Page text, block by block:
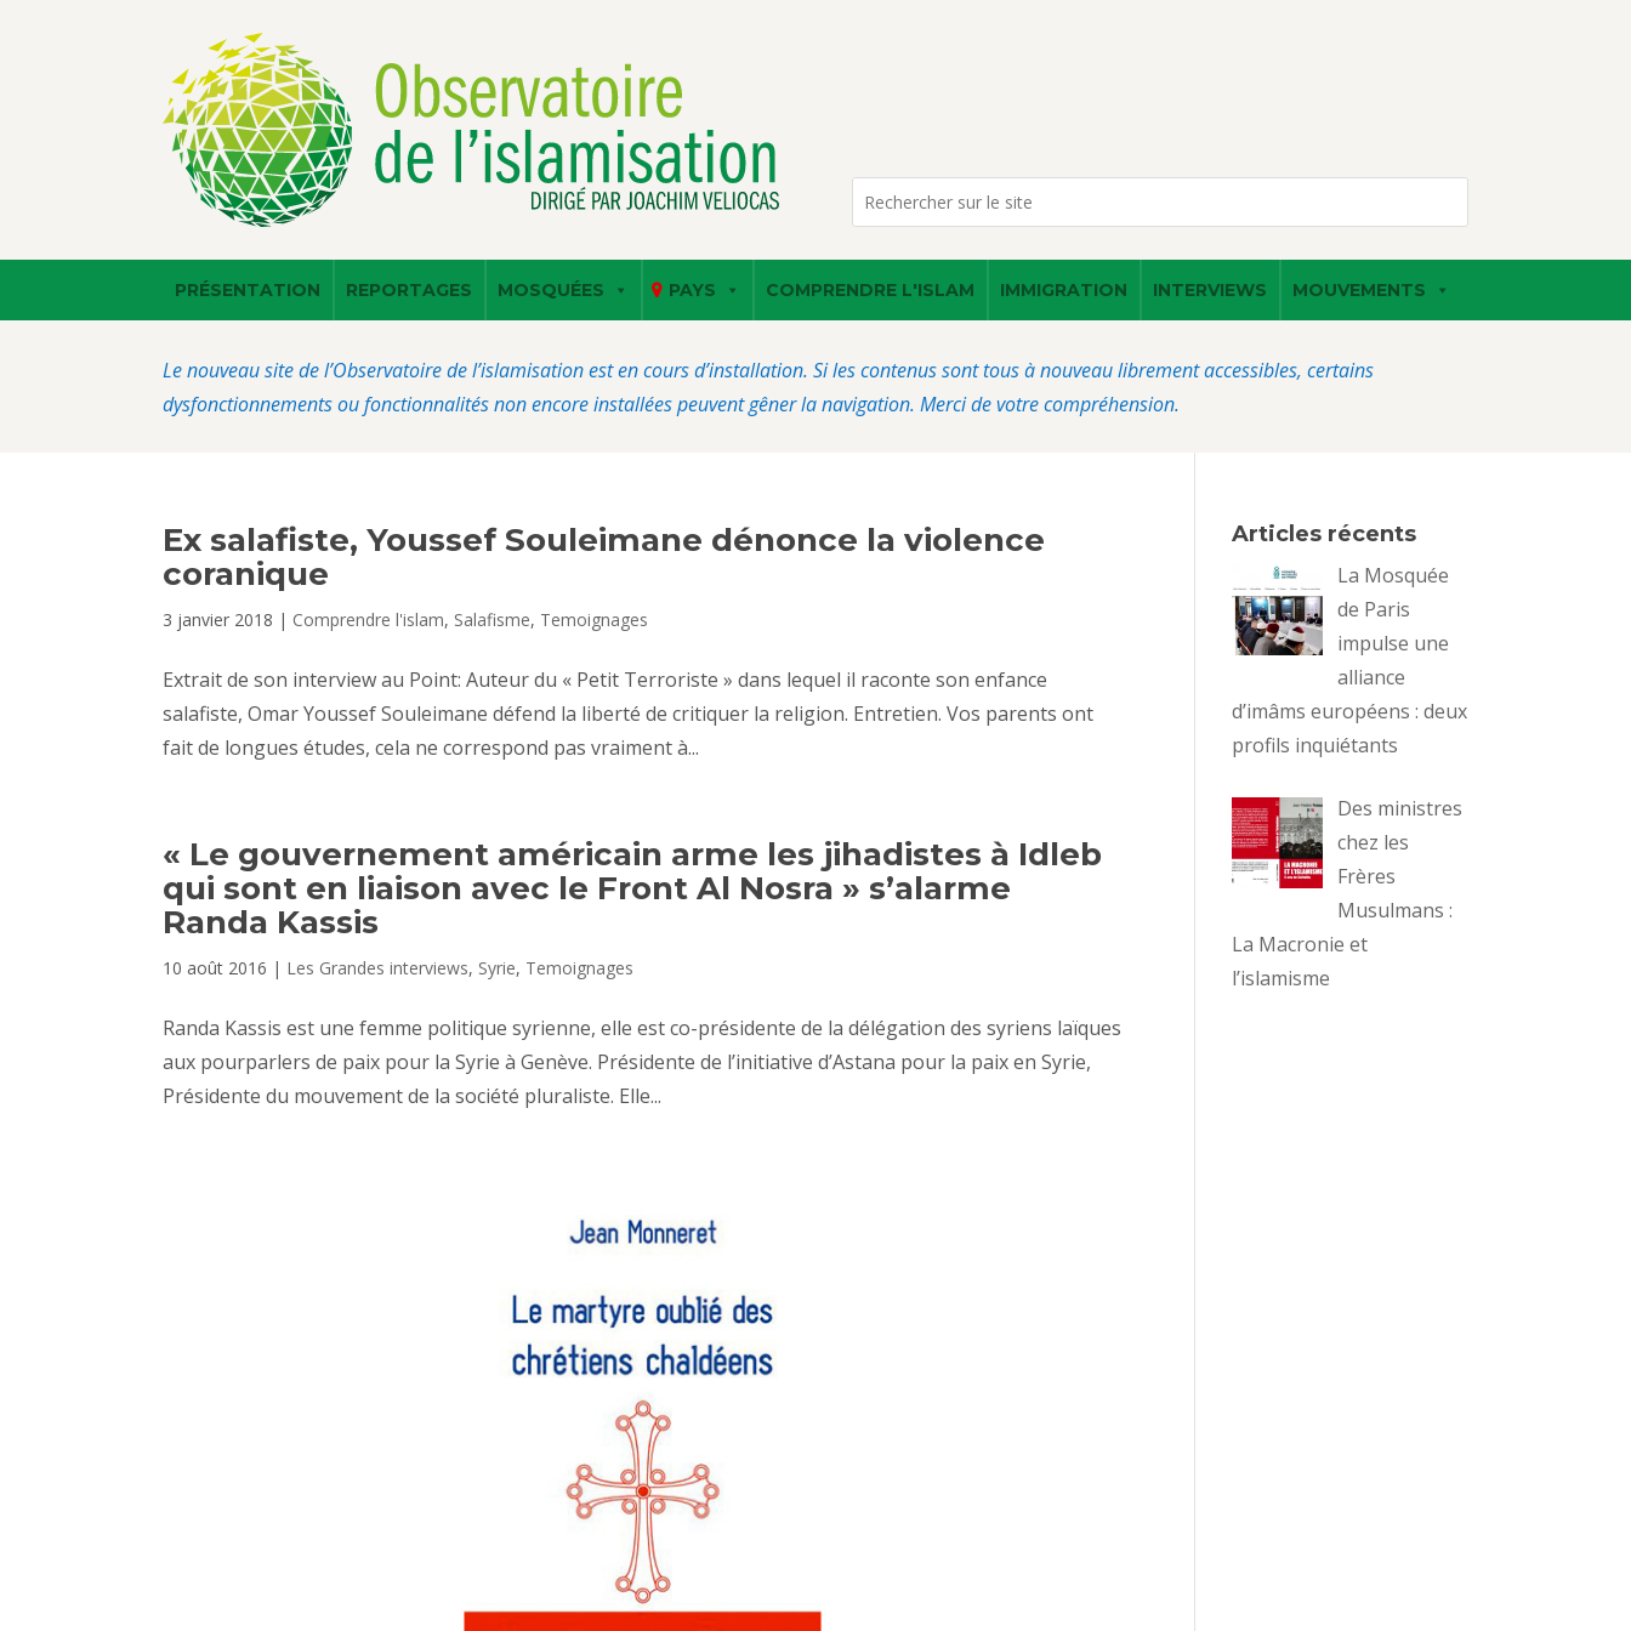
PRÉSENTATION REPORTAGES MOSQUÉES PAYS COMPRENDRE L'ISLAM IMMIGRATION INTERVIEWS MOUVEMENTS
Le nouveau site de l’Observatoire de l’islamisation est en cours d’installation. Si les contenus sont tous à nouveau librement accessibles, certains
dysfonctionnements ou fonctionnalités non encore installées peuvent gêner la navigation. Merci de votre compréhension.
Ex salafiste, Youssef Souleimane dénonce la violence
coranique
3 janvier 2018 | Comprendre l'islam, Salafisme, Temoignages
Extrait de son interview au Point: Auteur du « Petit Terroriste » dans lequel il raconte son enfance
salafiste, Omar Youssef Souleimane défend la liberté de critiquer la religion. Entretien. Vos parents ont
fait de longues études, cela ne correspond pas vraiment à...
« Le gouvernement américain arme les jihadistes à Idleb
qui sont en liaison avec le Front Al Nosra » s’alarme
Randa Kassis
10 août 2016 | Les Grandes interviews, Syrie, Temoignages
Randa Kassis est une femme politique syrienne, elle est co-présidente de la délégation des syriens laïques
aux pourparlers de paix pour la Syrie à Genève. Présidente de l’initiative d’Astana pour la paix en Syrie,
Présidente du mouvement de la société pluraliste. Elle...
Articles récents
La Mosquée
de Paris
impulse une
alliance
d’imâms européens : deux
profils inquiétants
Des ministres
chez les
Frères
Musulmans :
La Macronie et
l’islamisme